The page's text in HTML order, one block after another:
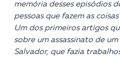
memória desses episódios
pessoas que fazem as
Um dos primeiros artigos
sobre um assassinato de
Salvador, que fazia